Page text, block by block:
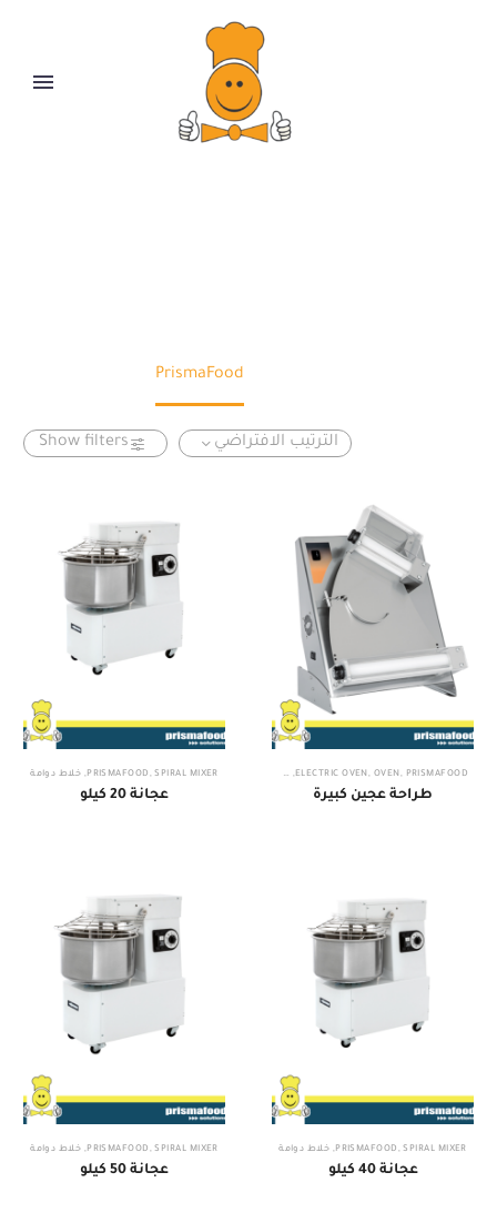
PrismaFood
Show filters الترتيب الافتراضي
ELECTRIC OVEN , OVEN , PRISMAFOOD
, طراحة عجين
طراحة عجين كبيرة
PRISMAFOOD ,SPIRAL MIXER
, خلاط دوامة
عجانة 20 كيلو
PRISMAFOOD ,SPIRAL MIXER
, خلاط دوامة
عجانة 40 كيلو
PRISMAFOOD ,SPIRAL MIXER
, خلاط دوامة
عجانة 50 كيلو